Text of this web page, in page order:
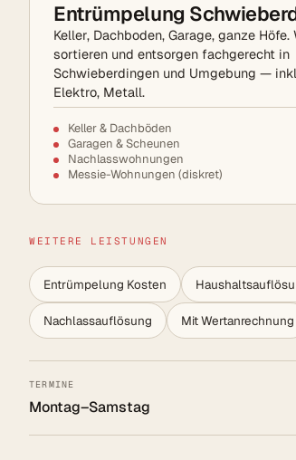
Entrümpelung
Keller, Dachboden, Garage, ganze Höfe.
sortieren und entsorgen fachgerecht in
Schwieberdingen und Umgebung —
Elektro, Metall.
Keller & Dachböden
Garagen & Scheunen
Nachlasswohnungen
Messie-Wohnungen (diskret)
WEITERE LEISTUNGEN
Entrümpelung Kosten
Nachlassauflösung Mit Wertanrechnung
TERMINE
Montag–Samstag